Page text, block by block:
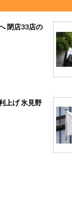
閉店33店の
上げ 氷見野